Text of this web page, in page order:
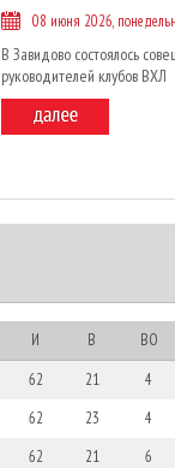
08 июня 2026,
В Завидово состоялось
руководителей клубов ВХЛ
И В
ВО
62 21
4
62 23
4
62 21
6